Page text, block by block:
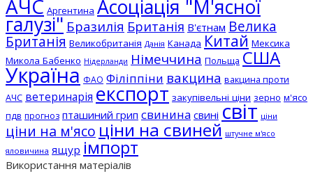
АЧС Аргентина Асоціація "М'ясної
галузі" Бразилія Британія В'єтнам Велика
Британія Великобританія Данія Канада Китай Мексика
Микола Бабенко Нідерланди Німеччина Польща США
Україна ФАО Філіппіни вакцина вакцина проти
АЧС ветеринарія експорт закупівельні ціни зерно м'ясо
пдв прогноз пташиний грип свинина свині світ ціни
ціни на м'ясо ціни на свиней штучне м'ясо
яловичина ящур імпорт
Використання матеріалів